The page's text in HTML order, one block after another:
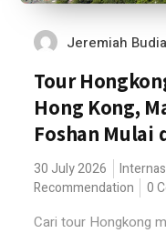
Jeremiah
Tour
Hong Kong,
Foshan Mulai
30 July 2026
Recommendation
0
Cari tour Hongkong